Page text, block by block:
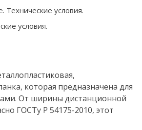
Технические условия.
условия.
которая предназначена для
От ширины дистанционной
ГОСТу Р 54175-2010, этот